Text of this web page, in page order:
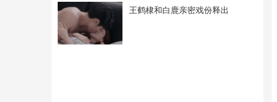
王鹤棣和白鹿亲密戏份释出